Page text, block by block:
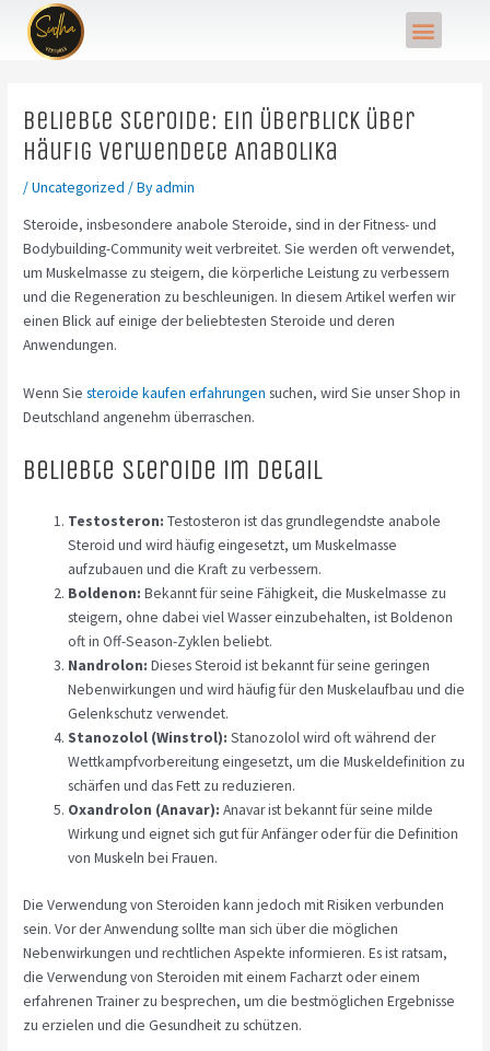
content
Menu
Beliebte Steroide: Ein Überblick über
häufig verwendete Anabolika
/Uncategorized / Byadmin
Steroide, insbesondere anabole Steroide, sind in der Fitness- und
Bodybuilding-Community weit verbreitet. Sie werden oft verwendet,
um Muskelmasse zu steigern, die körperliche Leistung zu verbessern
und die Regeneration zu beschleunigen. In diesem Artikel werfen wir
einen Blick auf einige der beliebtesten Steroide und deren
Anwendungen.
Wenn Siesteroide kaufen erfahrungen suchen, wird Sie unser Shop in
Deutschland angenehm überraschen.
Beliebte Steroide im Detail
Testosteron: Testosteron ist das grundlegendste anabole
Steroid und wird häufig eingesetzt, um Muskelmasse
aufzubauen und die Kraft zu verbessern.
Boldenon: Bekannt für seine Fähigkeit, die Muskelmasse zu
steigern, ohne dabei viel Wasser einzubehalten, ist Boldenon
oft in Off-Season-Zyklen beliebt.
Nandrolon: Dieses Steroid ist bekannt für seine geringen
Nebenwirkungen und wird häufig für den Muskelaufbau und die
Gelenkschutz verwendet.
Stanozolol (Winstrol): Stanozolol wird oft während der
Wettkampfvorbereitung eingesetzt, um die Muskeldefinition zu
schärfen und das Fett zu reduzieren.
Oxandrolon (Anavar): Anavar ist bekannt für seine milde
Wirkung und eignet sich gut für Anfänger oder für die Definition
von Muskeln bei Frauen.
Die Verwendung von Steroiden kann jedoch mit Risiken verbunden
sein. Vor der Anwendung sollte man sich über die möglichen
Nebenwirkungen und rechtlichen Aspekte informieren. Es ist ratsam,
die Verwendung von Steroiden mit einem Facharzt oder einem
erfahrenen Trainer zu besprechen, um die bestmöglichen Ergebnisse
zu erzielen und die Gesundheit zu schützen.
Post
navigation